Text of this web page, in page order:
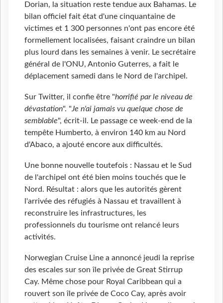
Dorian, la situation reste tendue aux Bahamas. Le
bilan officiel fait état d'une cinquantaine de
victimes et 1 300 personnes n'ont pas encore été
formellement localisées, faisant craindre un bilan
plus lourd dans les semaines à venir. Le secrétaire
général de l'ONU, Antonio Guterres, a fait le
déplacement samedi dans le Nord de l'archipel.
Sur Twitter, il confie être "horrifié par le niveau de
dévastation". "Je n'ai jamais vu quelque chose de
semblable", écrit-il. Le passage ce week-end de la
tempête Humberto, à environ 140 km au Nord
d'Abaco, a ajouté encore aux difficultés.
Une bonne nouvelle toutefois : Nassau et le Sud
de l'archipel ont été bien moins touchés que le
Nord. Résultat : alors que les autorités gèrent
l'arrivée des réfugiés à Nassau et travaillent à
reconstruire les infrastructures, les
professionnels du tourisme ont relancé leurs
activités.
Norwegian Cruise Line a annoncé jeudi la reprise
des escales sur son île privée de Great Stirrup
Cay. Même chose pour Royal Caribbean qui a
rouvert son île privée de Coco Cay, après avoir